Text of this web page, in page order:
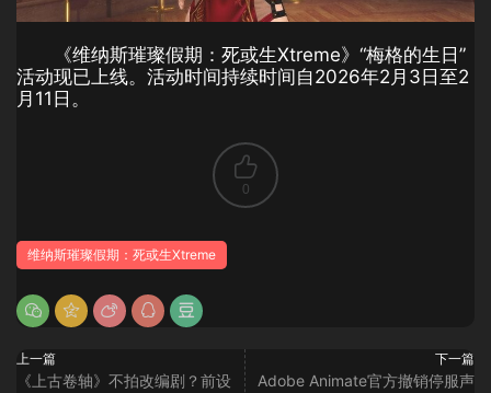
《维纳斯璀璨假期：死或生Xtreme》“梅格的生日”
活动现已上线。活动时间持续时间自2026年2月3日至2
月11日。
0
维纳斯璀璨假期：死或生Xtreme
上一篇
《上古卷轴》不拍改编剧？前设
下一篇
Adobe Animate官方撤销停服声